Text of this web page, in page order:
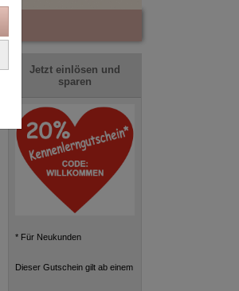
Jetzt einlösen und
sparen
* Für Neukunden
Dieser Gutschein gilt ab einem